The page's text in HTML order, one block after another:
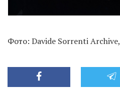
Фото: Davide Sorrenti Archive,